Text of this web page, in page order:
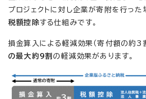
プロジェクトに対し企業が寄附を行った
税額控除する仕組みです。
損金算入による軽減効果（寄付額の約3
の最大約9割の軽減効果があります。